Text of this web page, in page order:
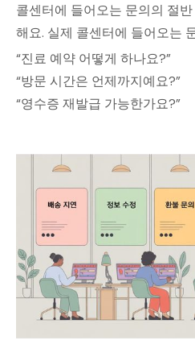
콜센터에 들어오는 문의의 절
해요. 실제 콜센터에 들어오는
“진료 예약 어떻게 하나요?”
“방문 시간은 언제까지예요?”
“영수증 재발급 가능한가요?”